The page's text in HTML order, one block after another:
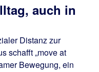
auch in
Distanz zur
schafft „move at
Bewegung, ein